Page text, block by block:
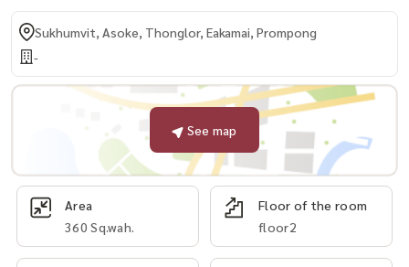
Sukhumvit, Asoke, Thonglor, Eakamai, Prompong
-
See map
Area
360 Sq.wah.
Floor of the room
floor2